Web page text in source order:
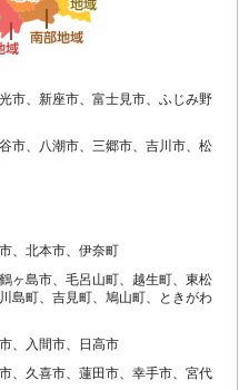
市、新座市、富士見市、ふじみ野
市、八潮市、三郷市、吉川市、松
、北本市、伊奈町
ヶ島市、毛呂山町、越生町、東松
島町、吉見町、鳩山町、ときがわ
、入間市、日高市
、久喜市、蓮田市、幸手市、宮代